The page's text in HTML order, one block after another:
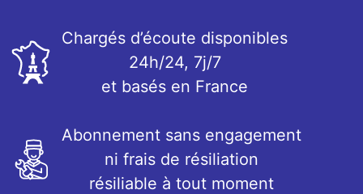
Chargés d’écoute disponibles
24h/24, 7j/7
et basés en France
Abonnement sans engagement
ni frais de résiliation
résiliable à tout moment